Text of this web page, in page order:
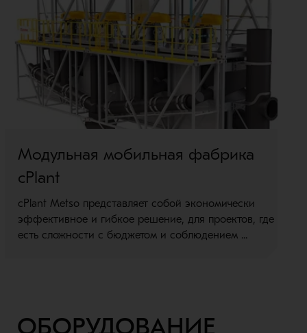
Модульная мобильная фабрика
cPlant
cPlant Metso представляет собой экономически
эффективное и гибкое решение, для проектов, где
есть сложности с бюджетом и соблюдением ...
ОБОРУДОВАНИЕ